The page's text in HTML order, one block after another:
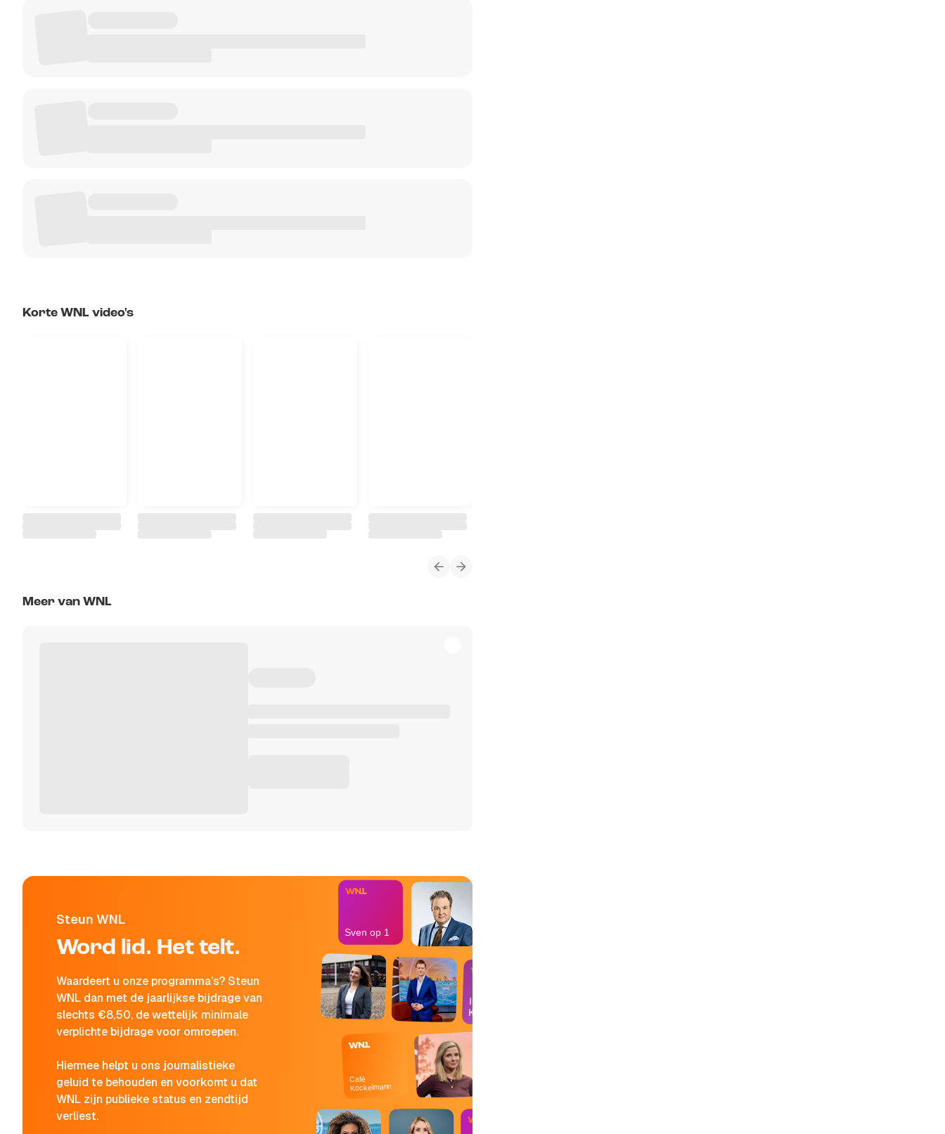
Korte WNL video's
Meer van WNL
Steun WNL
Word lid. Het telt.
Waardeert u onze programma's? Steun
WNL dan met de jaarlijkse bijdrage van
slechts €8,50, de wettelijk minimale
verplichte bijdrage voor omroepen.
Hiermee helpt u ons journalistieke
geluid te behouden en voorkomt u dat
WNL zijn publieke status en zendtijd
verliest.
Café
Kockelmann
In de
Kantine
Sven op 1